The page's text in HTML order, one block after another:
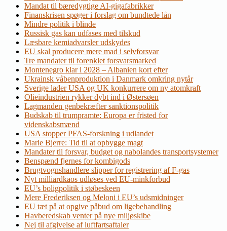
Mandat til bæredygtige AI-gigafabrikker
Finanskrisen spøger i forslag om bundtede lån
Mindre politik i blinde
Russisk gas kan udfases med tilskud
Læsbare kemiadvarsler udskydes
EU skal producere mere mad i selvforsvar
Tre mandater til forenklet forsvarsmarked
Montenegro klar i 2028 – Albanien kort efter
Ukrainsk våbenproduktion i Danmark omkring nytår
Sverige lader USA og UK konkurrere om ny atomkraft
Olieindustrien rykker dybt ind i Østersøen
Lagmanden genbekræfter sanktionspolitik
Budskab til trumpramte: Europa er fristed for
videnskabsmænd
USA stopper PFAS-forskning i udlandet
Marie Bjerre: Tid til at opbygge magt
Mandater til forsvar, budget og nabolandes transportsystemer
Benspænd fjernes for kombigods
Brugtvognshandlere slipper for registrering af F-gas
Nyt milliardkaos udløses ved EU-minkforbud
EU’s boligpolitik i støbeskeen
Mere Frederiksen og Meloni i EU’s udsmidninger
EU tæt på at opgive påbud om ligebehandling
Havberedskab venter på nye miljøskibe
Nej til afgivelse af luftfartsaftaler